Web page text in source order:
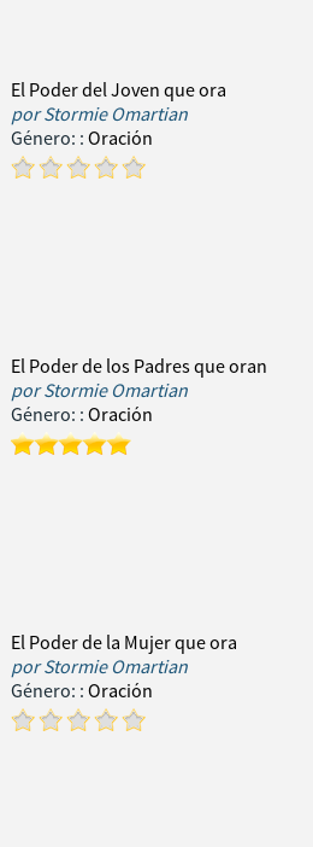
El Poder del Joven que ora
porStormie Omartian
Género: :Oración
El Poder de los Padres que oran
porStormie Omartian
Género: :Oración
El Poder de la Mujer que ora
porStormie Omartian
Género: :Oración